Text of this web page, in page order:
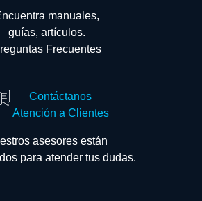
manuales,
guías, artículos.
Frecuentes
Contáctanos
Atención a Clientes
asesores están
para atender tus dudas.